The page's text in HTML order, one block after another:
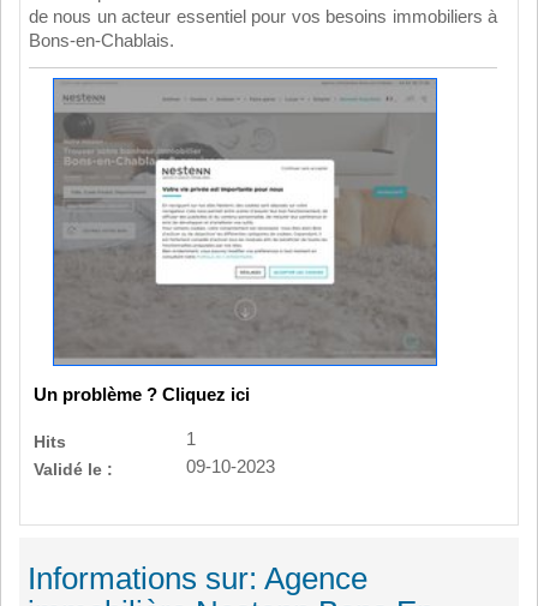
de nous un acteur essentiel pour vos besoins immobiliers à
Bons-en-Chablais.
Un problème ? Cliquez ici
Hits
1
Validé le :
09-10-2023
Informations sur: Agence